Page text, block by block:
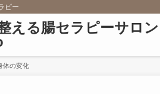
ピー
える腸セラピーサロン
体の変化